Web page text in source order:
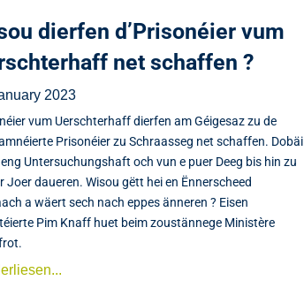
dierfen d’Prisonéier vum
net schaffen ?
2023
vum Uerschterhaff dierfen am Géigesaz zu de
Prisonéier zu Schraasseg net schaffen. Dobäi
Untersuchungshaft och vun e puer Deeg bis hin zu
Joer daueren. Wisou gëtt hei en Ënnerscheed
a wäert sech nach eppes änneren ? Eisen
Pim Knaff huet beim zoustännege Ministère